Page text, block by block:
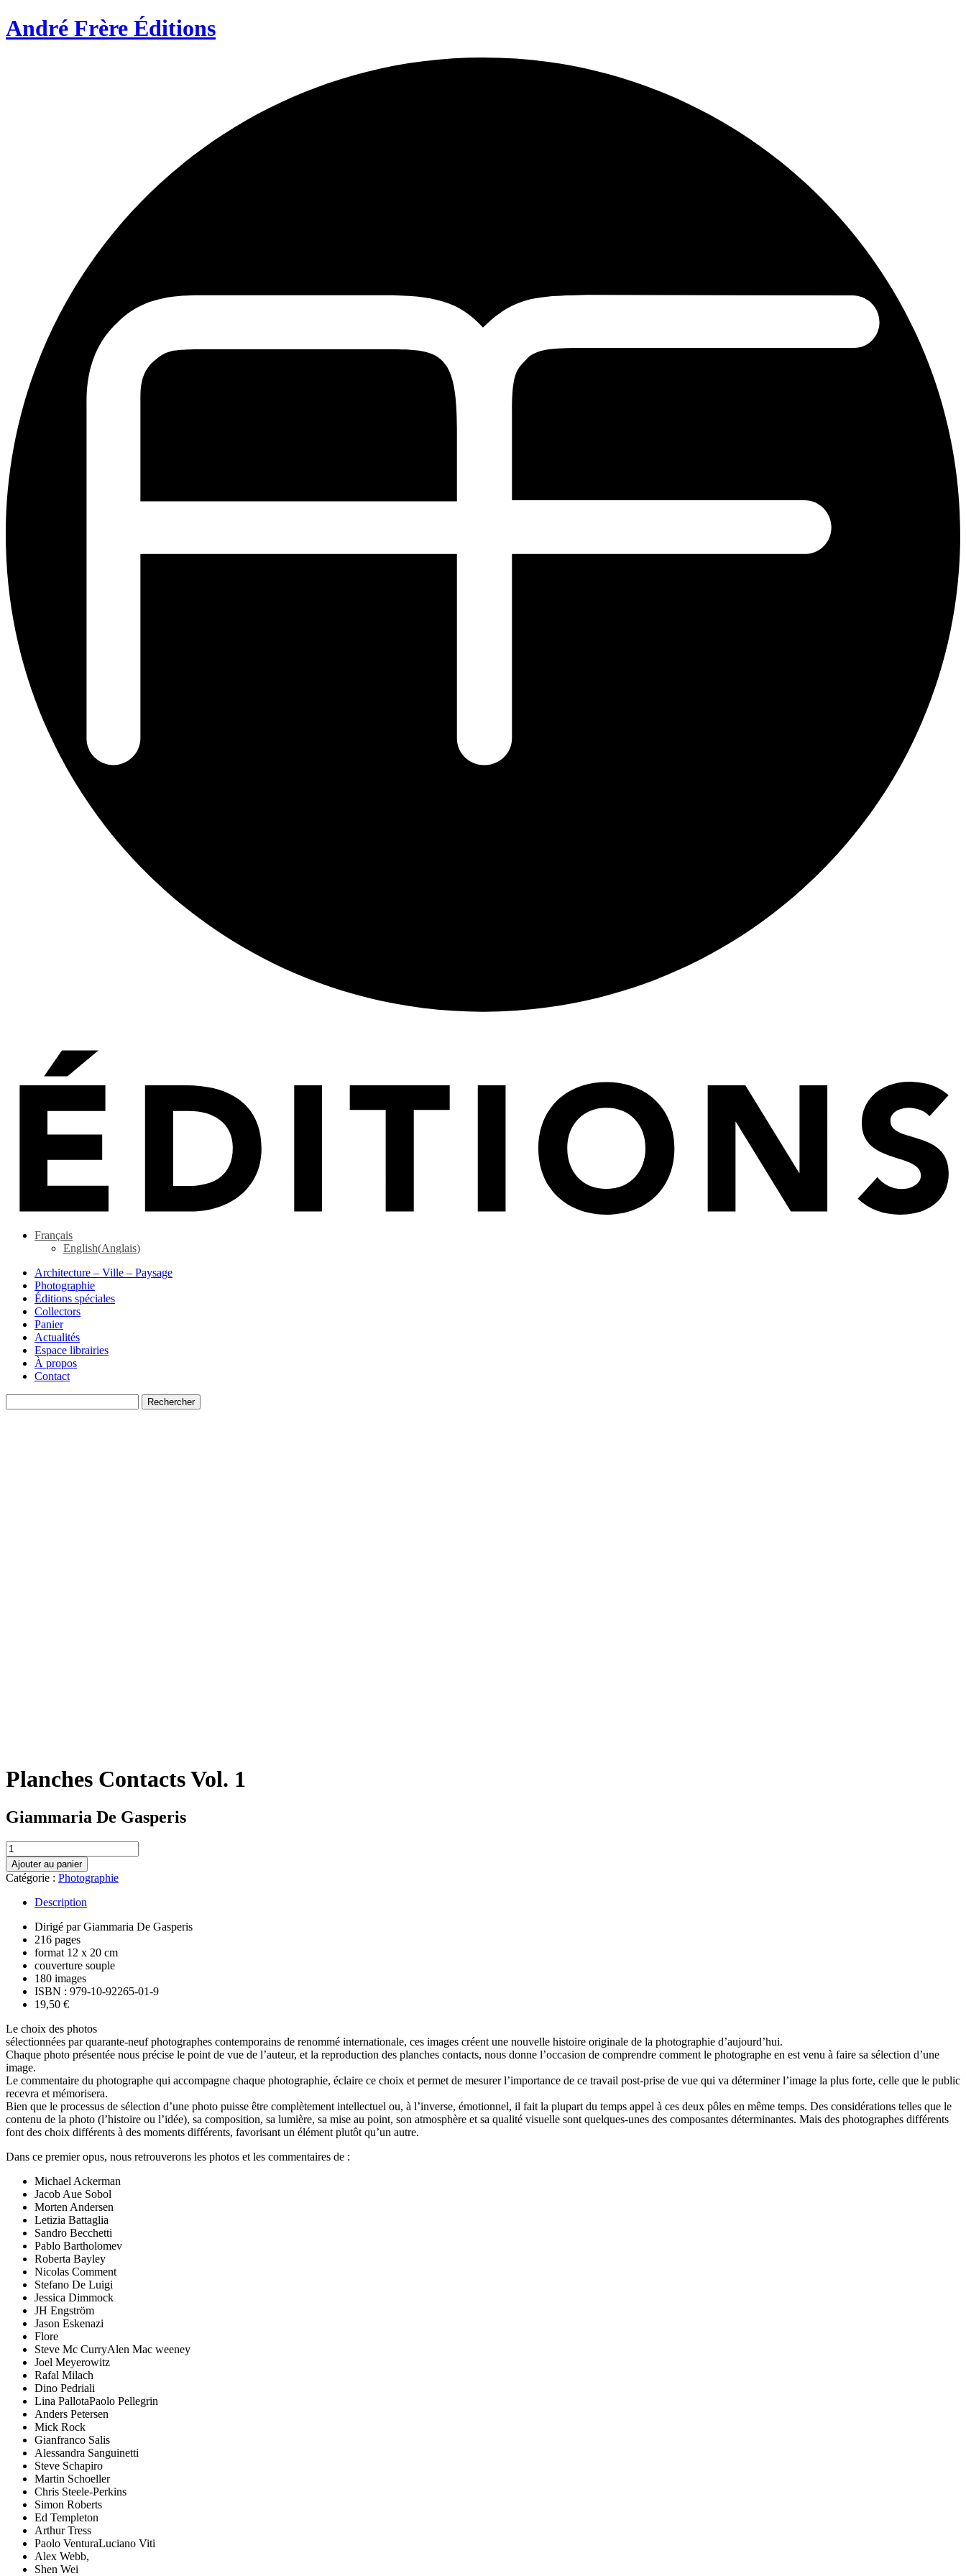
André Frère Éditions
Français
English(Anglais)
Architecture – Ville – Paysage
Photographie
Éditions spéciales
Collectors
Panier
Actualités
Espace librairies
À propos
Contact
Planches Contacts Vol. 1
Giammaria De Gasperis
quantité
de
Planches
Contacts
Vol.
Ajouter au panier
Catégorie : Photographie
Description
Dirigé par Giammaria De Gasperis
216 pages
format 12 x 20 cm
couverture souple
180 images
ISBN : 979-10-92265-01-9
19,50 €
Le choix des photos
sélectionnées par quarante-neuf photographes contemporains de renommé internationale, ces images créent une nouvelle histoire originale de la photographie d’aujourd’hui.
Chaque photo présentée nous précise le point de vue de l’auteur, et la reproduction des planches contacts, nous donne l’occasion de comprendre comment le photographe en est venu à faire sa sélection d’une
image.
Le commentaire du photographe qui accompagne chaque photographie, éclaire ce choix et permet de mesurer l’importance de ce travail post-prise de vue qui va déterminer l’image la plus forte, celle que le public
recevra et mémorisera.
Bien que le processus de sélection d’une photo puisse être complètement intellectuel ou, à l’inverse, émotionnel, il fait la plupart du temps appel à ces deux pôles en même temps. Des considérations telles que le
contenu de la photo (l’histoire ou l’idée), sa composition, sa lumière, sa mise au point, son atmosphère et sa qualité visuelle sont quelques-unes des composantes déterminantes. Mais des photographes différents
font des choix différents à des moments différents, favorisant un élément plutôt qu’un autre.
Dans ce premier opus, nous retrouverons les photos et les commentaires de :
Michael Ackerman
Jacob Aue Sobol
Morten Andersen
Letizia Battaglia
Sandro Becchetti
Pablo Bartholomev
Roberta Bayley
Nicolas Comment
Stefano De Luigi
Jessica Dimmock
JH Engström
Jason Eskenazi
Flore
Steve Mc CurryAlen Mac weeney
Joel Meyerowitz
Rafal Milach
Dino Pedriali
Lina PallotaPaolo Pellegrin
Anders Petersen
Mick Rock
Gianfranco Salis
Alessandra Sanguinetti
Steve Schapiro
Martin Schoeller
Chris Steele-Perkins
Simon Roberts
Ed Templeton
Arthur Tress
Paolo VenturaLuciano Viti
Alex Webb,
Shen Wei